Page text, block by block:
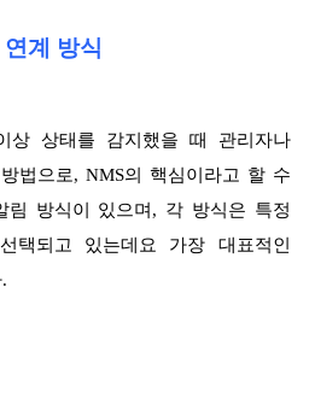
연계 방식
상 상태를 감지했을 때 관리자나
법으로, NMS의 핵심이라고 할 수
림 방식이 있으며, 각 방식은 특정
택되고 있는데요 가장 대표적인